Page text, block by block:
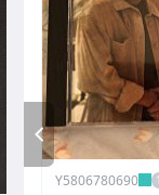
Y5806780690
PREV